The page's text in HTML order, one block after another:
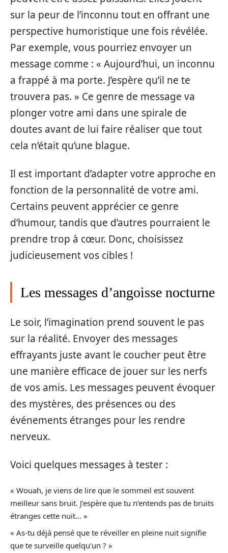
sur la peur de l’inconnu tout en offrant une
perspective humoristique une fois révélée.
Par exemple, vous pourriez envoyer un
message comme : « Aujourd’hui, un inconnu
a frappé à ma porte. J’espère qu’il ne te
trouvera pas. » Ce genre de message va
plonger votre ami dans une spirale de
doutes avant de lui faire réaliser que tout
cela n’était qu’une blague.
Il est important d’adapter votre approche en
fonction de la personnalité de votre ami.
Certains peuvent apprécier ce genre
d’humour, tandis que d’autres pourraient le
prendre trop à cœur. Donc, choisissez
judicieusement vos cibles !
Les messages d’angoisse nocturne
Le soir, l’imagination prend souvent le pas
sur la réalité. Envoyer des messages
effrayants juste avant le coucher peut être
une manière efficace de jouer sur les nerfs
de vos amis. Les messages peuvent évoquer
des mystères, des présences ou des
événements étranges pour les rendre
nerveux.
Voici quelques messages à tester :
« Wouah, je viens de lire que le sommeil est souvent
meilleur sans bruit. J’espère que tu n’entends pas de bruits
étranges cette nuit… »
« As-tu déjà pensé que te réveiller en pleine nuit signifie
que te surveille quelqu’un ? »